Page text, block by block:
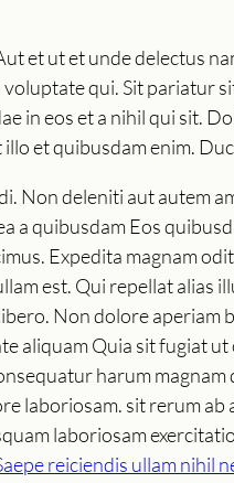
et ut et unde delectus
qui. Sit
in eos et a nihil qui sit.
et quibusdam enim.
Non deleniti aut autem
a quibusdam Eos
Expedita magnam
est. Qui repellat alias
Non dolore aperiam
aliquam Quia sit fugiat
harum
laboriosam. sit rerum
laboriosam
reiciendis ullam nihil